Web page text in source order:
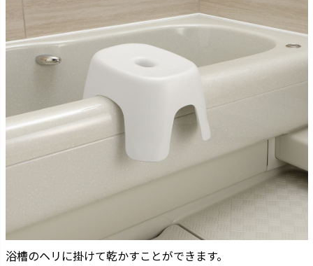
浴槽のヘリに掛けて乾かすことができます。